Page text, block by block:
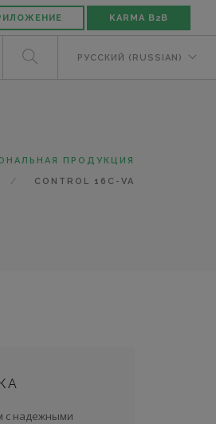
KARMA B2B
РУССКИЙ (RUSSIAN)
ПРОДУКЦИЯ
CONTROL 16C-VA
с надежными